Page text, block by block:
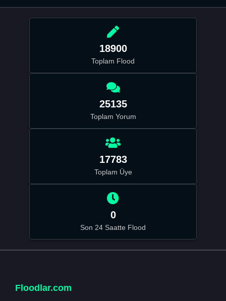
18900
Toplam Flood
25135
Toplam Yorum
17783
Toplam Üye
0
Son 24 Saatte Flood
Floodlar.com